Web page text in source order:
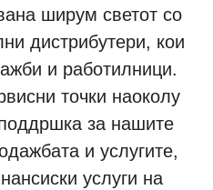
ширум светот со
дистрибутери, кои
и работилници.
точки наоколу
за нашите
и услугите,
услуги на